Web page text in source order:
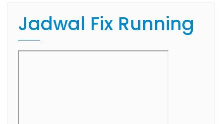
Jadwal Fix Running